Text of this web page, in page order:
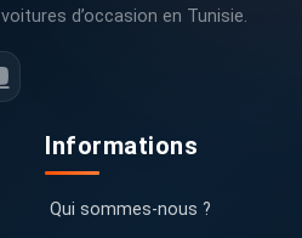
d’occasion en Tunisie.
Informations
Qui sommes-nous ?